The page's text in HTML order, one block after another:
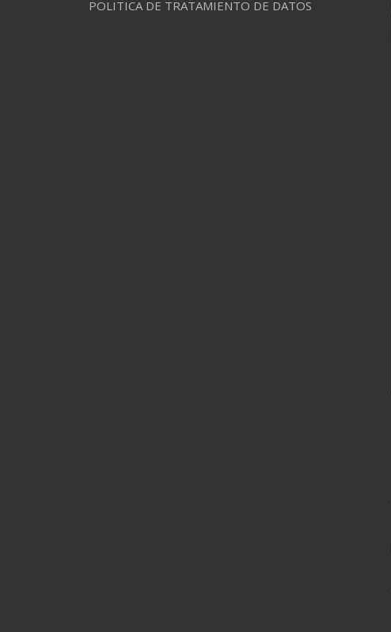
POLITICA DE TRATAMIENTO DE DATOS